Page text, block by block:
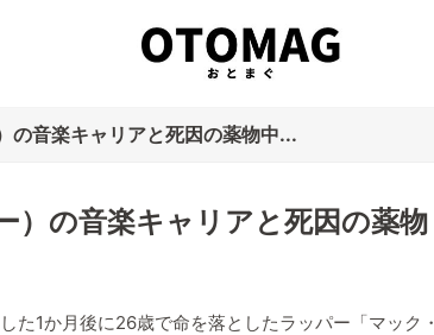
音楽キャリアと死因の薬物中...
の音楽キャリアと死因の薬物
1か月後に26歳で命を落としたラッパー「マック・